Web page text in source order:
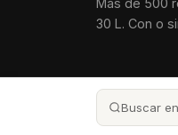
30 L. Con o